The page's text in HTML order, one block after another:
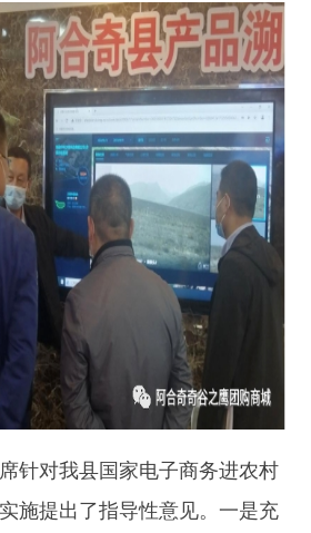
对我县国家电子商务进农村
提出了指导性意见。一是充
优势、提升产品附加值，精
力度；二是要在项目建设进
功夫，以全县之力关注县域
县域农产品。三是县域农村
很重要，对县域保供、平抑